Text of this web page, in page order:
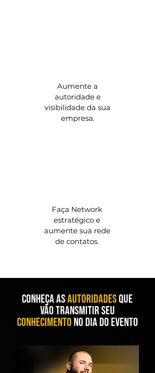
Aumente a
autoridade e
visibilidade da sua
empresa.
Faça Network
estratégico e
aumente sua rede
de contatos.
conheça asautoridadesque
vão transmitir seu
conhecimento no dia do evento